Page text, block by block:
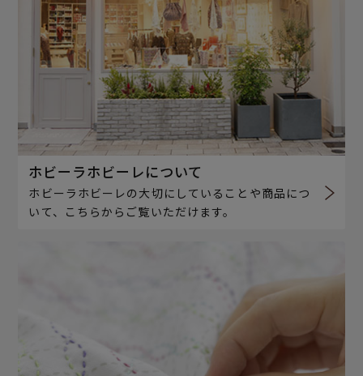
ホビーラホビーレについて
ホビーラホビーレの大切にしていることや商品につ
いて、こちらからご覧いただけます。